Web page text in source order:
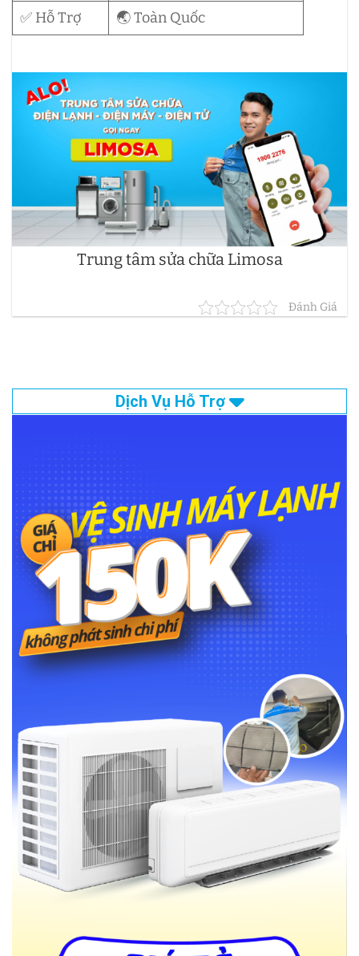
✅ Hỗ Trợ
🌏 Toàn Quốc
Trung tâm sửa chữa Limosa
Đánh Giá
Dịch Vụ Hỗ Trợ